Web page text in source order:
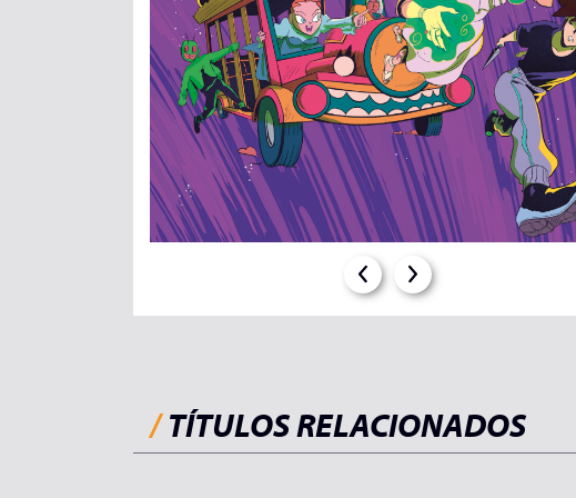
/TÍTULOS RELACIONADOS